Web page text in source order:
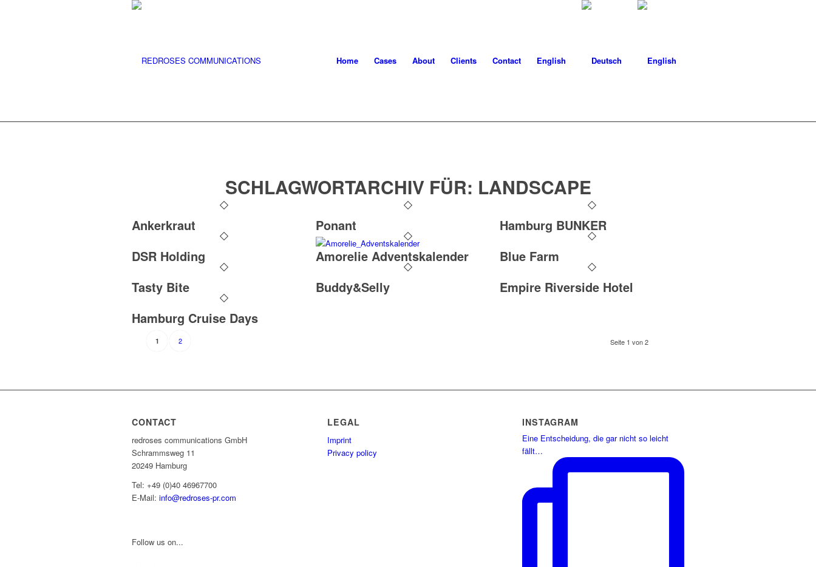
Home Cases About Clients Contact English
SCHLAGWORTARCHIV FÜR: LANDSCAPE
Ankerkraut Ponant
Hamburg BUNKER
DSR Holding
Amorelie Adventskalender
Blue Farm
Tasty Bite
Buddy&Selly
Empire Riverside Hotel
Hamburg Cruise Days
Seite 1 von 2
1 2
CONTACT
redroses communications GmbH
Schrammsweg 11
20249 Hamburg
Tel: +49 (0)40 46967700
E-Mail: info@redroses-pr.com
Follow us on...
LEGAL
Imprint
Privacy policy
INSTAGRAM
Eine Entscheidung, die gar nicht so leicht
fällt…